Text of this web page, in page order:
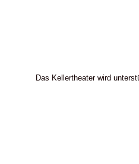
Das Kellertheater wird